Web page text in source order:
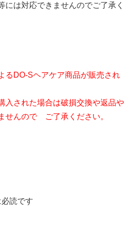
には対応できませんのでご了承く
るDO-Sヘアケア商品が販売され
入された場合は破損交換や返品や
せんので ご了承ください。
読です